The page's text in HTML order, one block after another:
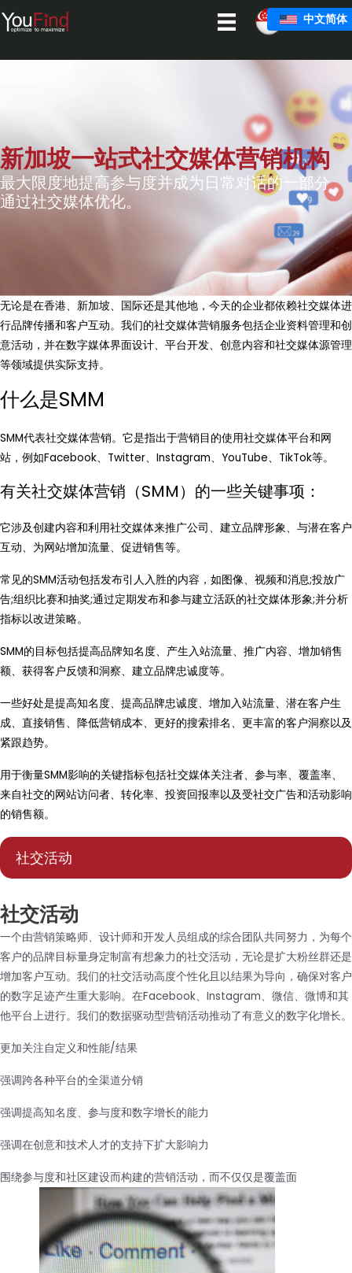
跳
至
中文简体
新加坡一站式社交媒体营销机构
最大限度地提高参与度并成为日常对话的一部分
通过社交媒体优化。
无论是在香港、新加坡、国际还是其他地，今天的企业都依赖社交媒体进
行品牌传播和客户互动。我们的社交媒体营销服务包括企业资料管理和创
意活动，并在数字媒体界面设计、平台开发、创意内容和社交媒体源管理
等领域提供实际支持。
什么是SMM
SMM代表社交媒体营销。它是指出于营销目的使用社交媒体平台和网
站，例如Facebook、Twitter、Instagram、YouTube、TikTok等。
有关社交媒体营销（SMM）的一些关键事项：
它涉及创建内容和利用社交媒体来推广公司、建立品牌形象、与潜在客户
互动、为网站增加流量、促进销售等。
常见的SMM活动包括发布引人入胜的内容，如图像、视频和消息;投放广
告;组织比赛和抽奖;通过定期发布和参与建立活跃的社交媒体形象;并分析
指标以改进策略。
SMM的目标包括提高品牌知名度、产生入站流量、推广内容、增加销售
额、获得客户反馈和洞察、建立品牌忠诚度等。
一些好处是提高知名度、提高品牌忠诚度、增加入站流量、潜在客户生
成、直接销售、降低营销成本、更好的搜索排名、更丰富的客户洞察以及
紧跟趋势。
用于衡量SMM影响的关键指标包括社交媒体关注者、参与率、覆盖率、
来自社交的网站访问者、转化率、投资回报率以及受社交广告和活动影响
的销售额。
社交活动
社交活动
一个由营销策略师、设计师和开发人员组成的综合团队共同努力，为每个
客户的品牌目标量身定制富有想象力的社交活动，无论是扩大粉丝群还是
增加客户互动。我们的社交活动高度个性化且以结果为导向，确保对客户
的数字足迹产生重大影响。在Facebook、Instagram、微信、微博和其
他平台上进行。我们的数据驱动型营销活动推动了有意义的数字化增长。
更加关注自定义和性能/结果
强调跨各种平台的全渠道分销
强调提高知名度、参与度和数字增长的能力
强调在创意和技术人才的支持下扩大影响力
围绕参与度和社区建设而构建的营销活动，而不仅仅是覆盖面